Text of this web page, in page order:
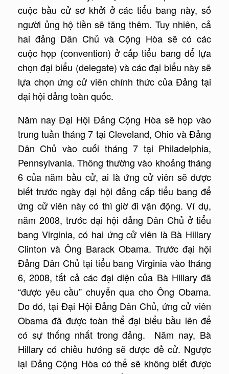
cuộc bầu cử sơ khởi ở các tiểu bang này, số
người ủng hộ tiền sẽ tăng thêm. Tuy nhiên, cả
hai đảng Dân Chủ và Cộng Hòa sẽ có các
cuộc họp (convention) ở cấp tiểu bang để lựa
chọn đại biểu (delegate) và các đại biểu này sẽ
lựa chọn ứng cử viên chính thức của Đảng tại
đại hội đảng toàn quốc.
Năm nay Đại Hội Đảng Cộng Hòa sẽ họp vào
trung tuần tháng 7 tại Cleveland, Ohio và Đảng
Dân Chủ vào cuối tháng 7 tại Philadelphia,
Pennsylvania. Thông thường vào khoảng tháng
6 của năm bầu cử, ai là ứng cử viên sẽ được
biết trước ngày đại hội đảng cấp tiểu bang để
ứng cử viên này có thì giờ đi vận động. Ví dụ,
năm 2008, trước đại hội đảng Dân Chủ ở tiểu
bang Virginia, có hai ứng cử viên là Bà Hillary
Clinton và Ông Barack Obama. Trước đại hội
Đảng Dân Chủ tại tiểu bang Virginia vào tháng
6, 2008, tất cả các đại diện của Bà Hillary đã
“được yêu cầu” chuyển qua cho Ông Obama.
Do đó, tại Đại Hội Đảng Dân Chủ, ứng cử viên
Obama đã được toàn thể đại biểu bầu lên để
có sự thống nhất trong đảng. Năm nay, Bà
Hillary có chiều hướng sẽ được đề cử. Ngược
lại Đảng Cộng Hòa có thể sẽ không biết được